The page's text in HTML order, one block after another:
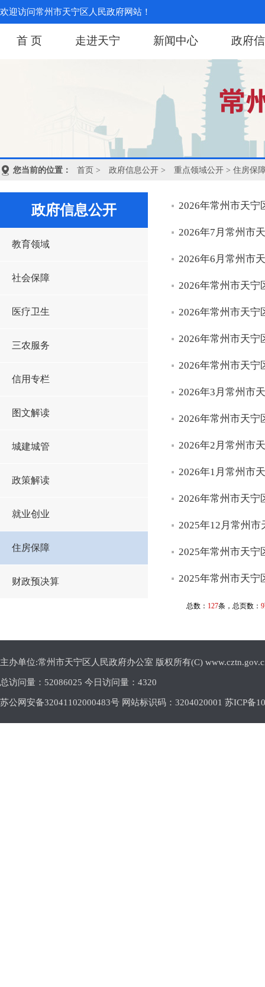
欢迎访问常州市天宁区人民政府网站！
首 页 走进天宁 新闻中心 政府
您当前的位置： 首页 > 政府信息公开 > 重点领域公开 > 住房保
政府信息公开
教育领域
社会保障
医疗卫生
三农服务
信用专栏
图文解读
城建城管
政策解读
就业创业
住房保障
财政预决算
2026年常州市天宁
2026年7月常州市
2026年6月常州市
2026年常州市天宁
2026年常州市天宁
2026年常州市天宁
2026年常州市天宁
2026年3月常州市
2026年常州市天宁
2026年2月常州市
2026年1月常州市
2026年常州市天宁
2025年12月常州
2025年常州市天宁
2025年常州市天宁
总数： 127条，总页数： 9
主办单位:常州市天宁区人民政府办公室 版权所有(C)
总访问量： 52086025 今日访问量： 4320
苏公网安备32041102000483号 网站标识码：3204020001 苏ICP备